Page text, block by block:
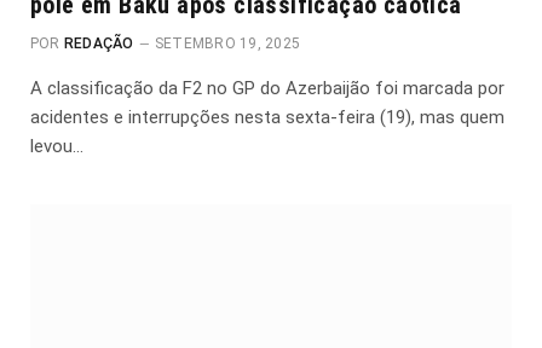
POR REDAÇÃO SETEMBRO 19, 2025
A classificação da F2 no GP do Azerbaijão foi marcada por
acidentes e interrupções nesta sexta-feira (19), mas quem
levou…